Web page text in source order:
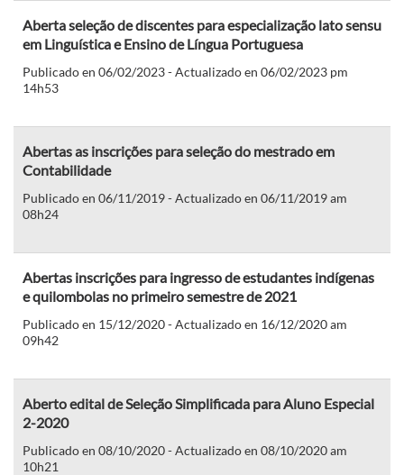
Aberta seleção de discentes para especialização lato sensu
em Linguística e Ensino de Língua Portuguesa
Publicado en 06/02/2023 - Actualizado en 06/02/2023 pm
14h53
Abertas as inscrições para seleção do mestrado em
Contabilidade
Publicado en 06/11/2019 - Actualizado en 06/11/2019 am
08h24
Abertas inscrições para ingresso de estudantes indígenas
e quilombolas no primeiro semestre de 2021
Publicado en 15/12/2020 - Actualizado en 16/12/2020 am
09h42
Aberto edital de Seleção Simplificada para Aluno Especial
2-2020
Publicado en 08/10/2020 - Actualizado en 08/10/2020 am
10h21